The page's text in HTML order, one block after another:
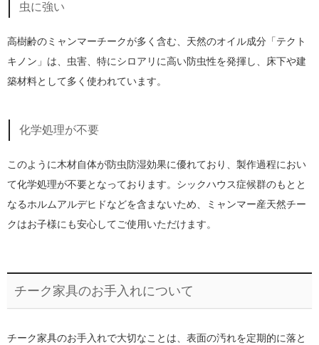
虫に強い
高樹齢のミャンマーチークが多く含む、天然のオイル成分「テクト
キノン」は、虫害、特にシロアリに高い防虫性を発揮し、床下や建
築材料として多く使われています。
化学処理が不要
このように木材自体が防虫防湿効果に優れており、製作過程におい
て化学処理が不要となっております。シックハウス症候群のもとと
なるホルムアルデヒドなどを含まないため、ミャンマー産天然チー
クはお子様にも安心してご使用いただけます。
チーク家具のお手入れについて
チーク家具のお手入れで大切なことは、表面の汚れを定期的に落と